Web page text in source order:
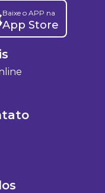
Baixe o APP na
App Store